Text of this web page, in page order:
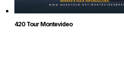
420 Tour Montevideo